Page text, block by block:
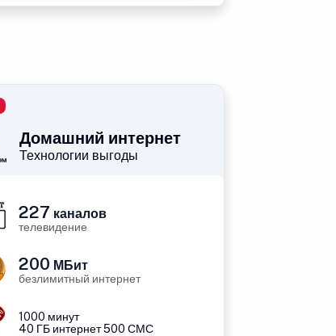
Домашний интернет
Технологии выгоды
227 каналов
телевидение
200 МБит
безлимитный интернет
1000 минут
40 ГБ интернет 500 СМС